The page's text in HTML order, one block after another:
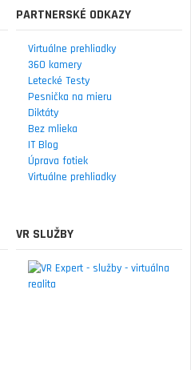
PARTNERSKÉ ODKAZY
Virtuálne prehliadky
360 kamery
Letecké Testy
Pesnička na mieru
Diktáty
Bez mlieka
IT Blog
Úprava fotiek
Virtuálne prehliadky
VR SLUŽBY